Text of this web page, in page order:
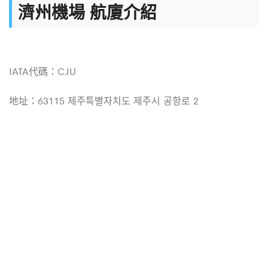
濟州機場 航廈介紹
IATA代碼：CJU
地址：63115 제주특별자치도 제주시 공항로 2